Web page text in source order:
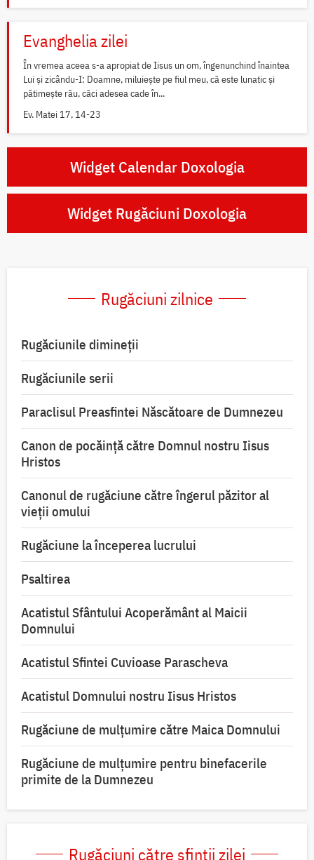
Evanghelia zilei
În vremea aceea s-a apropiat de Iisus un om, îngenunchind înaintea
Lui și zicându-I: Doamne, miluiește pe fiul meu, că este lunatic și
pătimește rău, căci adesea cade în...
Ev. Matei 17, 14-23
Widget Calendar Doxologia
Widget Rugăciuni Doxologia
Rugăciuni zilnice
Rugăciunile dimineții
Rugăciunile serii
Paraclisul Preasfintei Născătoare de Dumnezeu
Canon de pocăință către Domnul nostru Iisus
Hristos
Canonul de rugăciune către îngerul păzitor al
vieții omului
Rugăciune la începerea lucrului
Psaltirea
Acatistul Sfântului Acoperământ al Maicii
Domnului
Acatistul Sfintei Cuvioase Parascheva
Acatistul Domnului nostru Iisus Hristos
Rugăciune de mulţumire către Maica Domnului
Rugăciune de mulțumire pentru binefacerile
primite de la Dumnezeu
Rugăciuni către sfinții zilei